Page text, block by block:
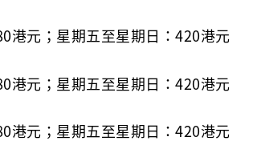
港元；星期五至星期日：420港元
港元；星期五至星期日：420港元
港元；星期五至星期日：420港元